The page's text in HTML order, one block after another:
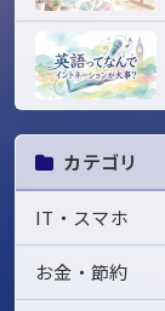
カテゴリ
IT・スマホ
お金・節約